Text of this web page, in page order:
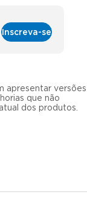
apresentar versões
que não
dos produtos.
Inscreva-se